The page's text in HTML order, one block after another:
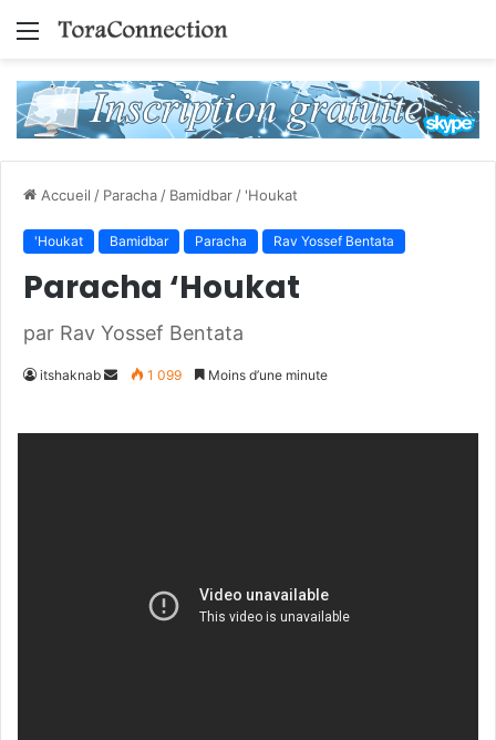
Menu
Accueil / Paracha / Bamidbar / 'Houkat
'Houkat Bamidbar Paracha Rav Yossef Bentata
Paracha ‘Houkat
par Rav Yossef Bentata
itshaknab
Envoyer
1 099 Moins d’une minute